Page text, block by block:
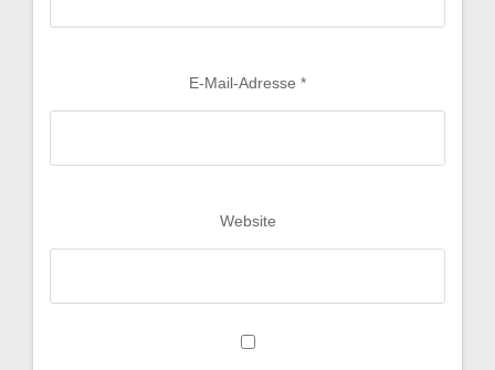
E-Mail-Adresse *
Website